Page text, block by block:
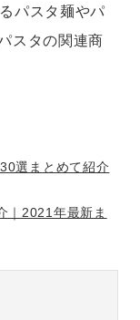
パスタ麺やパ
スタの関連商
選まとめて紹介
｜2021年最新ま